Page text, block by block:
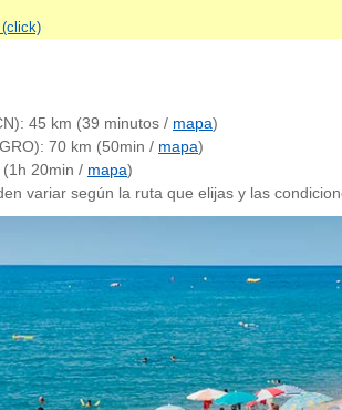
(click)
45 km (39 minutos / mapa)
70 km (50min / mapa)
20min / mapa)
variar según la ruta que elijas y las